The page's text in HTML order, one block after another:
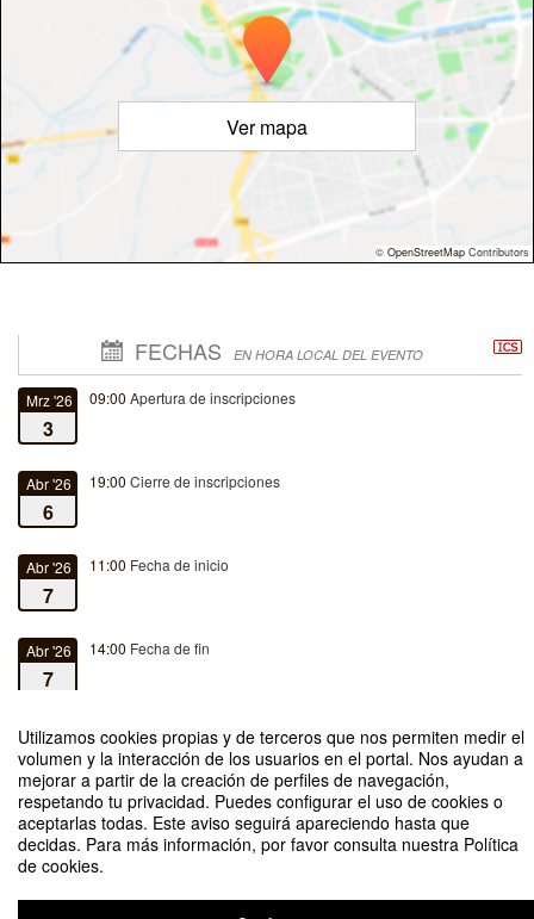
Utilizamos cookies propias y de terceros que nos permiten medir el
volumen y la interacción de los usuarios en el portal. Nos ayudan a
mejorar a partir de la creación de perfiles de navegación,
respetando tu privacidad. Puedes configurar el uso de cookies o
aceptarlas todas. Este aviso seguirá apareciendo hasta que
decidas. Para más información, por favor consulta nuestra Política
de cookies.
Ver mapa
© OpenStreetMap Contributors
FECHAS EN HORA LOCAL DEL EVENTO
Mrz '26
3
09:00 Apertura de inscripciones
Abr '26
6
19:00 Cierre de inscripciones
Abr '26
7
11:00 Fecha de inicio
Abr '26
7
14:00 Fecha de fin
Elabora tu Currículum Vitae empresarial
Organizado por Laboratorio INTERVISUALAB y Biblioteca del Campus de
Fuenlabrada